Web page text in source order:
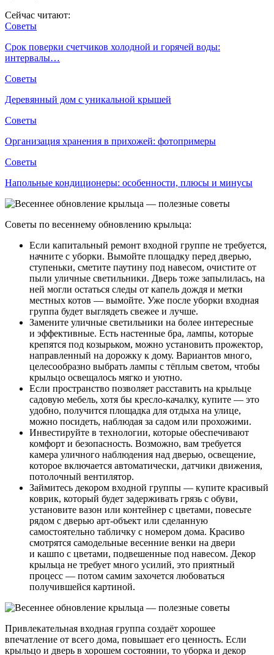
Сейчас читают:
Советы
Срок поверки счетчиков холодной и горячей воды:
интервалы…
Советы
Деревянный дом с уникальной крышей
Советы
Организация хранения в прихожей: фотопримеры
Советы
Напольные кондиционеры: особенности, плюсы и минусы
Советы по весеннему обновлению крыльца:
Если капитальный ремонт входной группе не требуется,
начните с уборки. Вымойте площадку перед дверью,
ступеньки, сметите паутину под навесом, очистите от
пыли уличные светильники. Дверь тоже запылилась, на
ней могли остаться следы от капель дождя и метки
местных котов — вымойте. Уже после уборки входная
группа будет выглядеть свежее и лучше.
Замените уличные светильники на более интересные
и эффективные. Есть настенные бра, лампы, которые
крепятся под козырьком, можно установить прожектор,
направленный на дорожку к дому. Вариантов много,
целесообразно выбрать лампы с тёплым светом, чтобы
крыльцо освещалось мягко и уютно.
Если пространство позволяет расставить на крыльце
садовую мебель, хотя бы кресло-качалку, купите — это
удобно, получится площадка для отдыха на улице,
можно посидеть, наблюдая за садом или прохожими.
Инвестируйте в технологии, которые обеспечивают
комфорт и безопасность. Возможно, вам требуется
камера уличного наблюдения над дверью, освещение,
которое включается автоматически, датчики движения,
потолочный вентилятор.
Займитесь декором входной группы — купите красивый
коврик, который будет задерживать грязь с обуви,
установите вазон или контейнер с цветами, повесьте
рядом с дверью арт-объект или сделанную
самостоятельно табличку с номером дома. Красиво
смотрятся самодельные весенние венки на двери
и кашпо с цветами, подвешенные под навесом. Декор
крыльца не требует много усилий, это приятный
процесс — потом самим захочется любоваться
получившейся картиной.
Привлекательная входная группа создаёт хорошее
впечатление от всего дома, повышает его ценность. Если
крыльцо и дверь в хорошем состоянии, то уборка и декор